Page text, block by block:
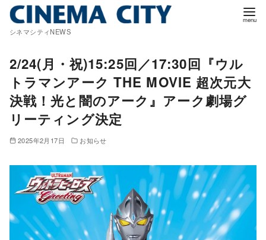
シネマシティNEWS
2/24(月・祝)15:25回／17:30回『ウル
トラマンアーク THE MOVIE 超次元大
決戦！光と闇のアーク』アーク劇場グ
リーティング決定
2025年2月17日 お知らせ